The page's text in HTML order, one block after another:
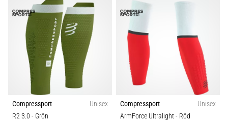
Compressport
Unisex
R2 3.0 - Grön
Compressport
Unisex
ArmForce Ultralight- Röd